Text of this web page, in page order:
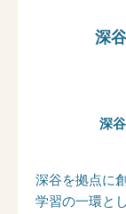
深
深
深谷を拠点に
学習の一環と